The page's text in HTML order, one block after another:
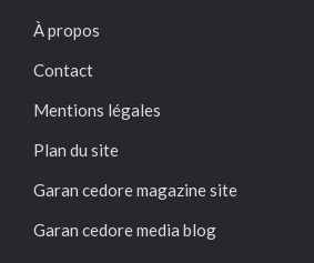
À propos
Contact
Mentions légales
Plan du site
Garan cedore magazine site
Garan cedore media blog